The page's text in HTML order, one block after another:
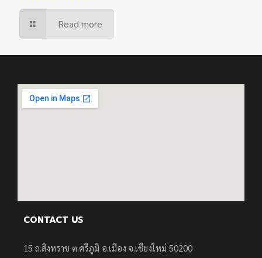
Read more
CONTACT US
15 ถ.สิงหราช ต.ศรีภูมิ อ.เมือง จ.เชียงใหม่ 50200